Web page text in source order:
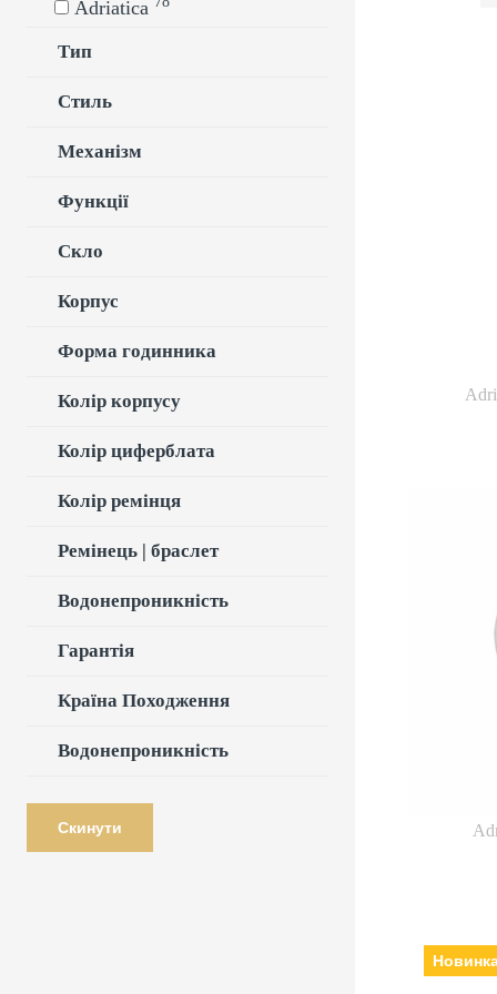
Adriatica
Тип
Стиль
Механізм
Функції
Скло
Корпус
Форма годинника
Колір корпусу
Колір циферблата
Колір ремінця
Ремінець | браслет
Водонепроникність
Гарантія
Країна Походження
Водонепроникність
Скинути
браслет:
браслет: